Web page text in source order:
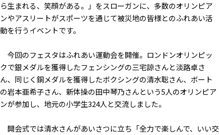
ら生まれる、笑顔がある。」をスローガンに、多数のオリンピア
ンやアスリートがスポーツを通じて被災地の皆様とのふれあい活
動を行うイベントです。
今回のフェスタはふれあい運動会を開催。ロンドンオリンピッ
クで銀メダルを獲得したフェンシングの三宅諒さんと淡路卓さ
ん、同じく銅メダルを獲得したボクシングの清水聡さん、ボート
の岩本亜希子さん、新体操の田中琴乃さんという5人のオリンピア
ンが参加し、地元の小学生324人と交流しました。
開会式では清水さんがあいさつに立ち「全力で楽しんで、いい交